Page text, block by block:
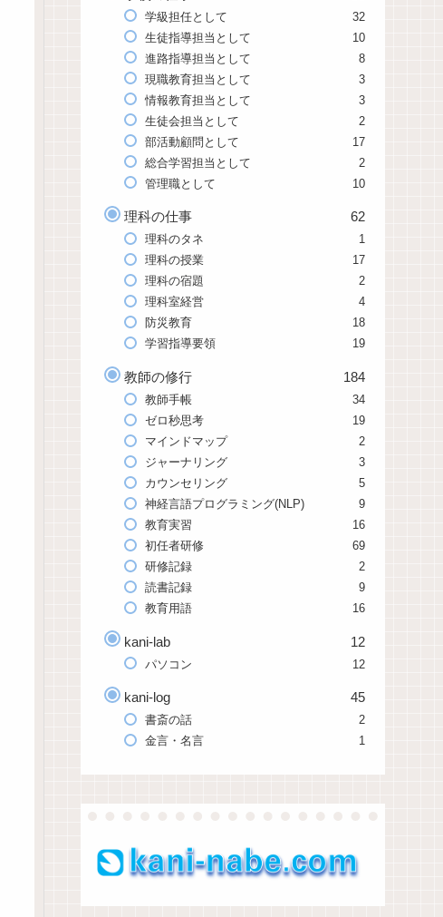
学級担任として
32
生徒指導担当として
10
進路指導担当として
8
現職教育担当として
3
情報教育担当として
3
生徒会担当として
2
部活動顧問として
17
総合学習担当として
2
管理職として
10
理科の仕事 62
理科のタネ
1
理科の授業
17
理科の宿題
2
理科室経営
4
防災教育
18
学習指導要領
19
教師の修行 184
教師手帳
34
ゼロ秒思考
19
マインドマップ
2
ジャーナリング
3
カウンセリング
5
神経言語プログラミング(NLP)
9
教育実習
16
初任者研修
69
研修記録
2
読書記録
9
教育用語
16
kani-lab 12
パソコン 12
kani-log 45
書斎の話
2
金言・名言
1